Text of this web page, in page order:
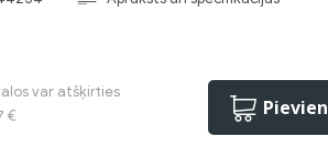
var atšķirties
€